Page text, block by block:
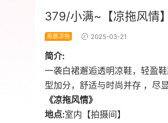
379/小满~【凉拖风情
高跟凉拖 2025-03-21
简介:
一袭白裙邂逅透明凉鞋，轻盈
型加分，舒适与时尚并存 ，尽
《凉拖风情》
地点:室内【拍摄间】